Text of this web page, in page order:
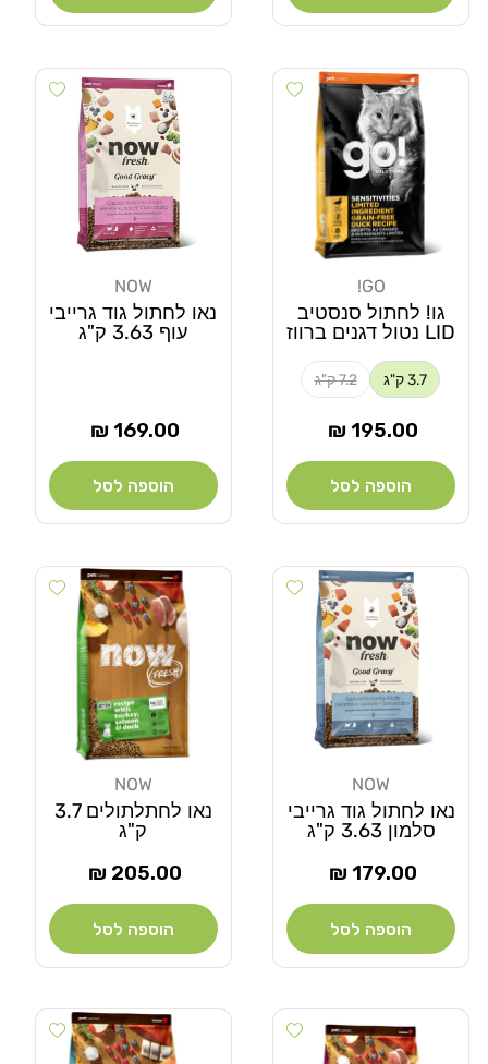
Add wishlist
GO!
גו! לחתול סנסטיב
LID נטול דגנים ברווז
3.7 ק"ג 7.2 ק"ג
מחיר
195.00 ₪
הוספה לסל
wishlist
NOW
נאו לחתול גוד גרייבי
עוף 3.63 ק"ג
מחיר
169.00 ₪
הוספה לסל
Add wishlist
NOW
נאו לחתול גוד גרייבי
סלמון 3.63 ק"ג
מחיר
179.00 ₪
הוספה לסל
wishlist
NOW
נאו לחתלתולים 3.7
ק"ג
מחיר
205.00 ₪
הוספה לסל
Add wishlist
Add wishlist